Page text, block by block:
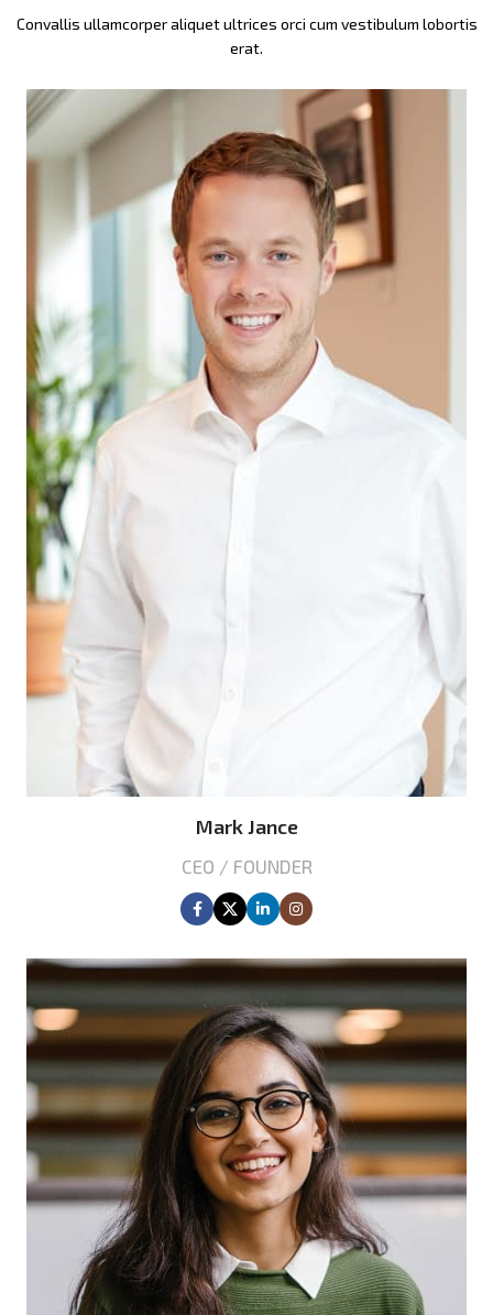
Convallis ullamcorper aliquet ultrices orci cum vestibulum lobortis
erat.
Mark Jance
CEO / FOUNDER